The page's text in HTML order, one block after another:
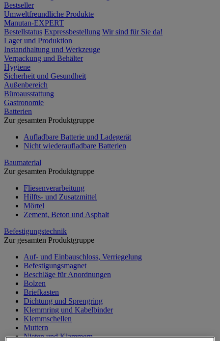
Bestseller
Umweltfreundliche Produkte
Manutan-EXPERT
Bestellstatus Expressbestellung Wir sind für Sie da!
Lager und Produktion
Instandhaltung und Werkzeuge
Verpackung und Behälter
Hygiene
Sicherheit und Gesundheit
Außenbereich
Büroausstattung
Gastronomie
Batterien
Zur gesamten Produktgruppe
Aufladbare Batterie und Ladegerät
Nicht wiederaufladbare Batterien
Baumaterial
Zur gesamten Produktgruppe
Fliesenverarbeitung
Hilfts- und Zusatzmittel
Mörtel
Zement, Beton und Asphalt
Befestigungstechnik
Zur gesamten Produktgruppe
Auf- und Einbauschloss, Verriegelung
Befestigungsmagnet
Beschläge für Anordnungen
Bolzen
Briefkasten
Dichtung und Sprengring
Klemmring und Kabelbinder
Klemmschellen
Muttern
Nieten und Klammern